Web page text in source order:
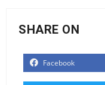
SHARE ON
Facebook